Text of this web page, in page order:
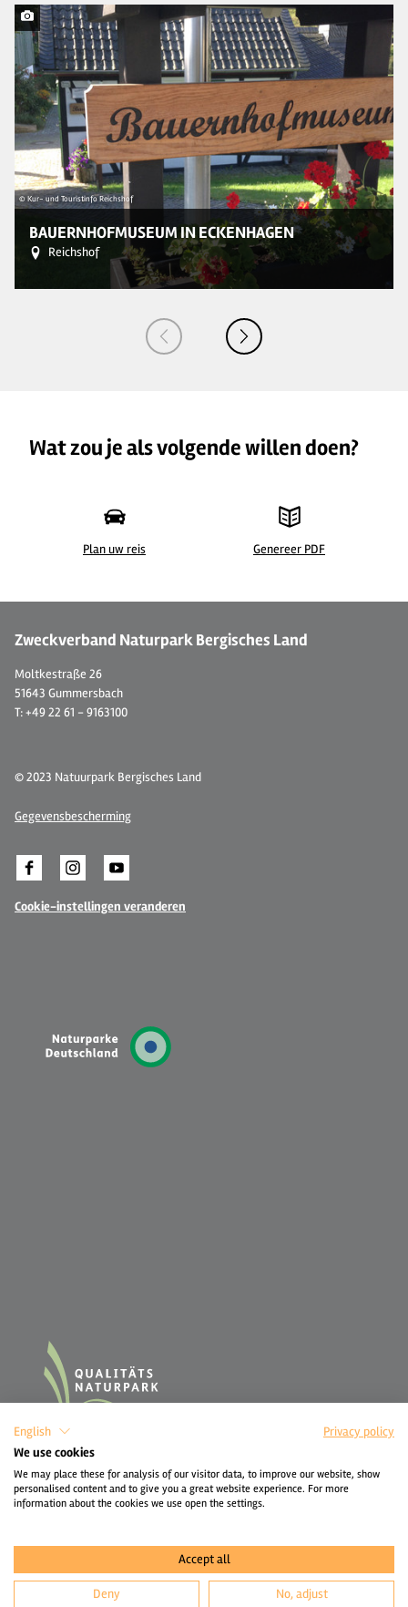
© Kur- und Touristinfo Reichshof
BAUERNHOFMUSEUM IN ECKENHAGEN
Reichshof
Wat zou je als volgende willen doen?
Plan uw reis Genereer PDF
Zweckverband Naturpark Bergisches Land
Moltkestraße 26
51643 Gummersbach
T: +49 22 61 - 9163100
© 2023 Natuurpark Bergisches Land
Gegevensbescherming
Cookie-instellingen veranderen
English
Privacy policy
We use cookies
We may place these for analysis of our visitor data, to improve our website, show
personalised content and to give you a great website experience. For more
information about the cookies we use open the settings.
Accept all
Deny No, adjust